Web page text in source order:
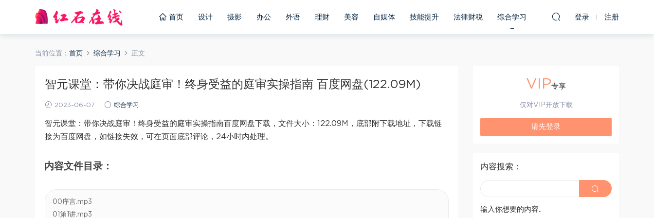
首页 设计 摄影 办公 外语 理财 美容 自媒体 技能提升 法律财税 综合学习 登录 注册
当前位置： 首页 综合学习 正文
智元课堂：带你决战庭审！终身受益的庭审实操指南 百度网盘(122.09M)
2023-06-07 综合学习
智元课堂：带你决战庭审！终身受益的庭审实操指南百度网盘下载，文件大小：122.09M，底部附下载地址，下载链
接为百度网盘，如链接失效，可在页面底部评论，24小时内处理。
内容文件目录：
00序言.mp3
01第1讲.mp3
VIP专享
仅对VIP开放下载
请先登录
内容搜索：
输入你想要的内容..